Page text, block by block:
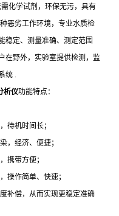
化学试剂，环保无污，具有
恶劣工作环境，专业水质检
稳定、测量准确、测定范围
在野外，实验室提供检测，监
统 .
析仪功能特点：
待机时间长；
，经济、便捷；
携带方便；
操作简单、快速；
补偿，从而实现更稳定准确